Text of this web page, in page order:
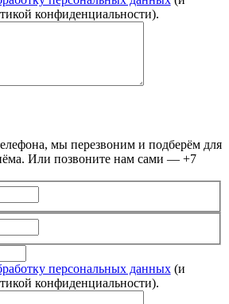
конфиденциальности).
мы перезвоним и подберём для
Или позвоните нам сами — +7
персональных данных(и
конфиденциальности).